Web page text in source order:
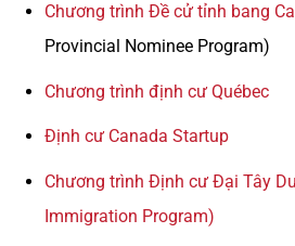
Chương trình Đề cử tỉnh bang
Provincial Nominee Program)
Chương trình định cư Québec
Định cư Canada Startup
Chương trình Định cư Đại Tây
Immigration Program)